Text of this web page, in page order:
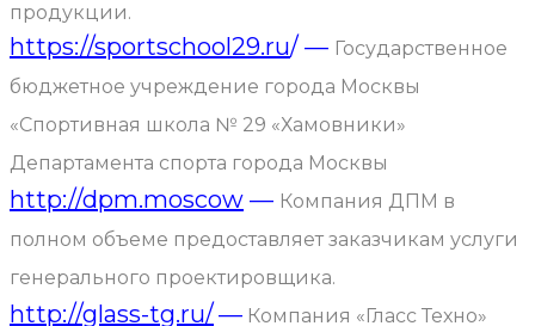
продукции.
https://sportschool29.ru/ — Государственное
бюджетное учреждение города Москвы
«Спортивная школа № 29 «Хамовники»
Департамента спорта города Москвы
http://dpm.moscow — Компания ДПМ в
полном объеме предоставляет заказчикам услуги
генерального проектировщика.
http://glass-tg.ru/— Компания «Гласс Техно»